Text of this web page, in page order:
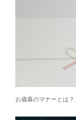
お歳暮のマナーとは